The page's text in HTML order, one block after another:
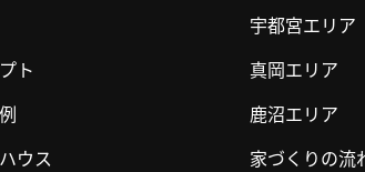
ト
ウス
宇都宮エリア
真岡エリア
鹿沼エリア
家づくりの流